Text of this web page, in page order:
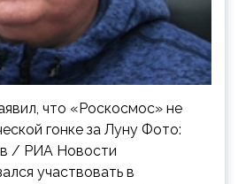
что «Роскосмос» не
гонке за Луну Фото:
/ РИА Новости
участвовать в